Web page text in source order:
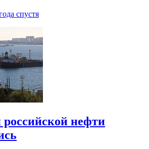
спустя
нефти